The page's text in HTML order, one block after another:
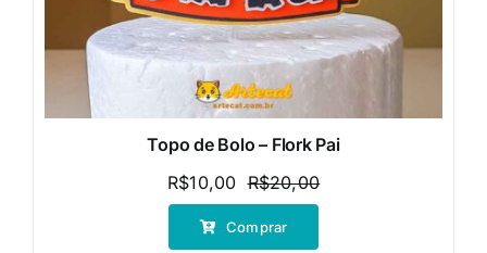
Topo de Bolo – Flork Pai
R$20,00O
preço
R$10,00
O
preço
Comprar